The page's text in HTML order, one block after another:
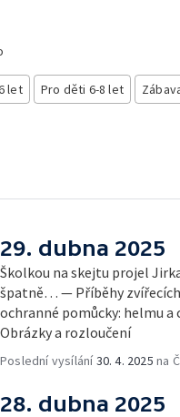
let Pro děti 6-8 let
29. dubna 2025
Školkou na skejtu projel
špatně… — Příběhy
ochranné pomůcky: helmu
Obrázky a rozloučení
Poslední vysílání30. 4. 2025 na
28. dubna 2025